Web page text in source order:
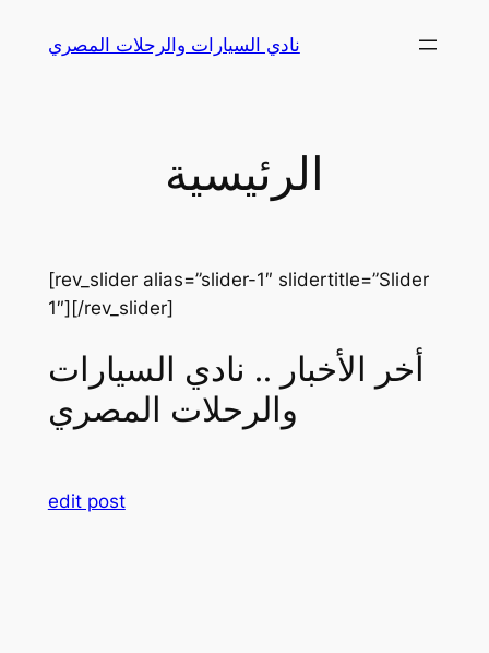
نادي السيارات والرحلات المصري
الرئيسية
[rev_slider alias=”slider-1″ slidertitle=”Slider
1″][/rev_slider]
أخر الأخبار .. نادي السيارات
والرحلات المصري
edit post